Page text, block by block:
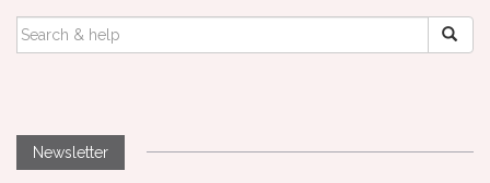
SEARCH
FOR:
Newsletter